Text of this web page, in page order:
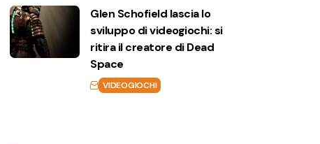
Glen Schofield lascia lo
sviluppo di videogiochi: si
ritira il creatore di Dead
Space
VIDEOGIOCHI